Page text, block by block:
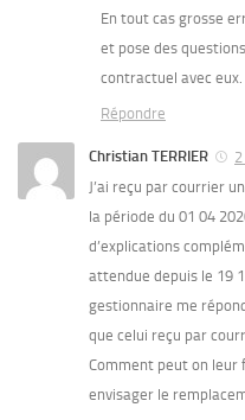
En tout cas grosse
et pose des
contractuel avec eux.
Répondre
Christian TERRIER
J’ai reçu par courrier
la période du 01 04
d’explications
attendue depuis le 19
gestionnaire me
que celui reçu par
Comment peut on leur
envisager le